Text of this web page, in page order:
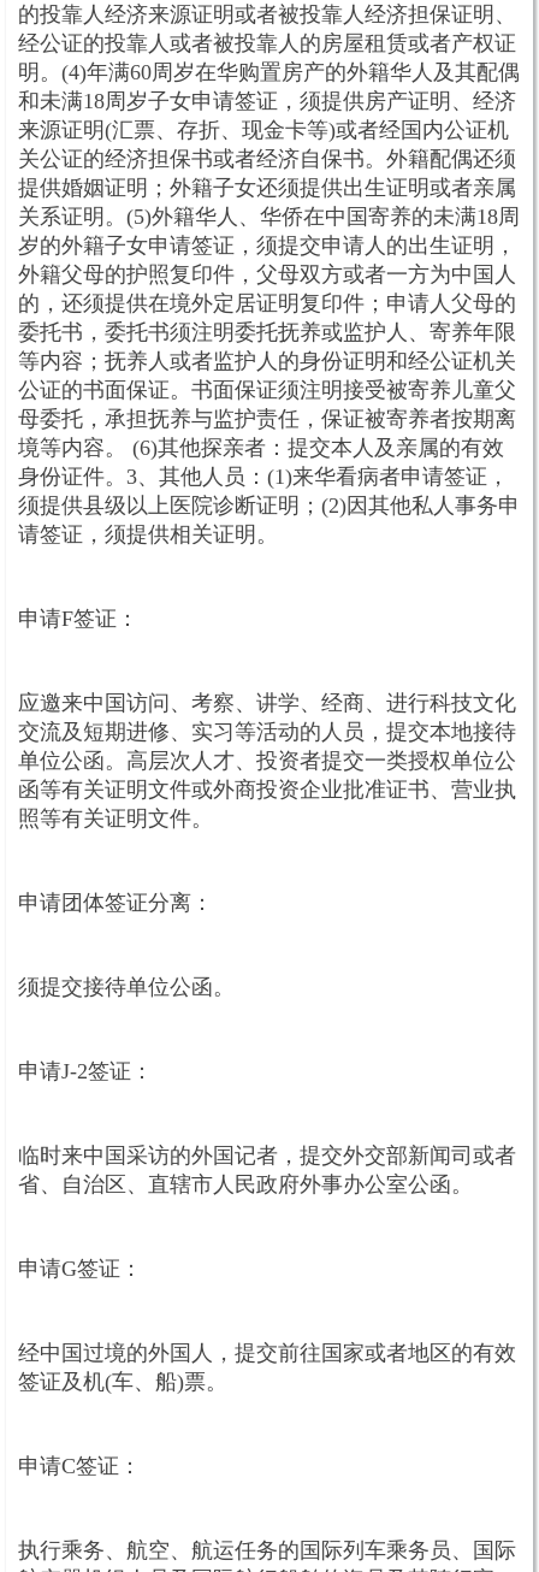
的投靠人经济来源证明或者被投靠人经济担保证明、
经公证的投靠人或者被投靠人的房屋租赁或者产权证
明。(4)年满60周岁在华购置房产的外籍华人及其配偶
和未满18周岁子女申请签证，须提供房产证明、经济
来源证明(汇票、存折、现金卡等)或者经国内公证机
关公证的经济担保书或者经济自保书。外籍配偶还须
提供婚姻证明；外籍子女还须提供出生证明或者亲属
关系证明。(5)外籍华人、华侨在中国寄养的未满18周
岁的外籍子女申请签证，须提交申请人的出生证明，
外籍父母的护照复印件，父母双方或者一方为中国人
的，还须提供在境外定居证明复印件；申请人父母的
委托书，委托书须注明委托抚养或监护人、寄养年限
等内容；抚养人或者监护人的身份证明和经公证机关
公证的书面保证。书面保证须注明接受被寄养儿童父
母委托，承担抚养与监护责任，保证被寄养者按期离
境等内容。 (6)其他探亲者：提交本人及亲属的有效
身份证件。3、其他人员：(1)来华看病者申请签证，
须提供县级以上医院诊断证明；(2)因其他私人事务申
请签证，须提供相关证明。
申请F签证：
应邀来中国访问、考察、讲学、经商、进行科技文化
交流及短期进修、实习等活动的人员，提交本地接待
单位公函。高层次人才、投资者提交一类授权单位公
函等有关证明文件或外商投资企业批准证书、营业执
照等有关证明文件。
申请团体签证分离：
须提交接待单位公函。
申请J-2签证：
临时来中国采访的外国记者，提交外交部新闻司或者
省、自治区、直辖市人民政府外事办公室公函。
申请G签证：
经中国过境的外国人，提交前往国家或者地区的有效
签证及机(车、船)票。
申请C签证：
执行乘务、航空、航运任务的国际列车乘务员、国际